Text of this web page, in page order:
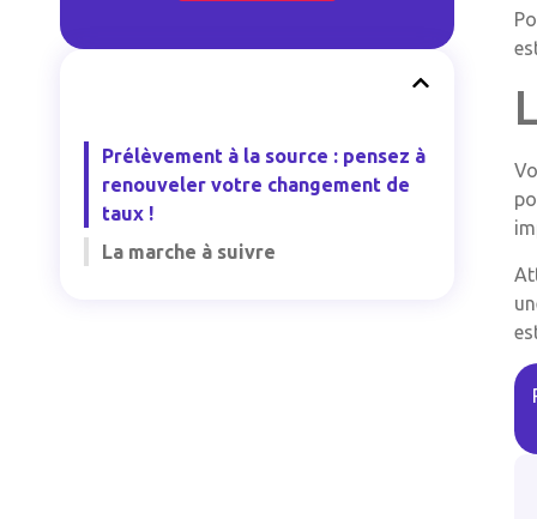
Prélèvement à la source : pensez à
renouveler votre changement de
taux !
La marche à suivre